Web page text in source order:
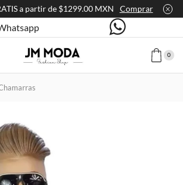
a partir de $1299.00 MXN Comprar
0